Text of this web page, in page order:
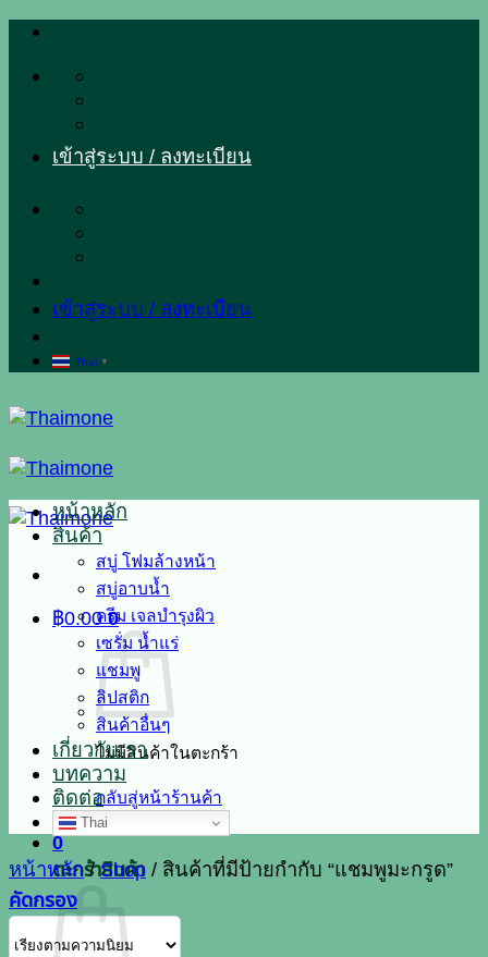
ข้าม
เข้าสู่ระบบ / ลงทะเบียน
เข้าสู่ระบบ / ลงทะเบียน
Thai ▼
฿0.00 0
ไม่มีสินค้าในตะกร้า
กลับสู่หน้าร้านค้า
0
ตะกร้าสินค้า
หน้าหลัก
สินค้า
สบู่ โฟมล้างหน้า
สบู่อาบน้ำ
ครีม เจลบำรุงผิว
เซรั่ม น้ำแร่
แชมพู
ลิปสติก
สินค้าอื่นๆ
เกี่ยวกับเรา
บทความ
ติดต่อ
Thai
หน้าหลัก / Shop / สินค้าที่มีป้ายกำกับ “แชมพูมะกรูด”
คัดกรอง